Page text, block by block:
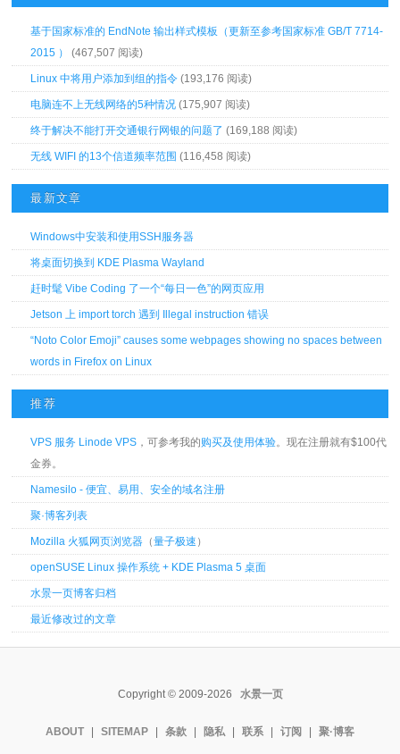
基于国家标准的 EndNote 输出样式模板（更新至参考国家标准 GB/T 7714-
2015 ）
(467,507 阅读)
Linux 中将用户添加到组的指令 (193,176 阅读)
电脑连不上无线网络的5种情况 (175,907 阅读)
终于解决不能打开交通银行网银的问题了 (169,188 阅读)
无线 WIFI 的13个信道频率范围 (116,458 阅读)
最新文章
Windows中安装和使用SSH服务器
将桌面切换到 KDE Plasma Wayland
赶时髦 Vibe Coding 了一个“每日一色”的网页应用
Jetson 上 import torch 遇到 Illegal instruction 错误
“Noto Color Emoji” causes some webpages showing no spaces between
words in Firefox on Linux
推荐
VPS 服务 Linode VPS ，可参考我的购买及使用体验。现在注册就有$100代
金券。
Namesilo - 便宜、易用、安全的域名注册
聚·博客列表
Mozilla 火狐网页浏览器 （量子极速 ）
openSUSE Linux 操作系统 + KDE Plasma 5 桌面
水景一页博客归档
最近修改过的文章
Copyright © 2009-2026 水景一页
ABOUT | SITEMAP | 条款 | 隐私 | 联系 | 订阅 | 聚·博客